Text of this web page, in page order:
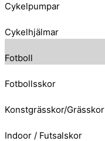
Cykelpumpar
Cykelhjälmar
Fotboll
Fotbollsskor
Konstgrässkor/Grässkor
Indoor / Futsalskor